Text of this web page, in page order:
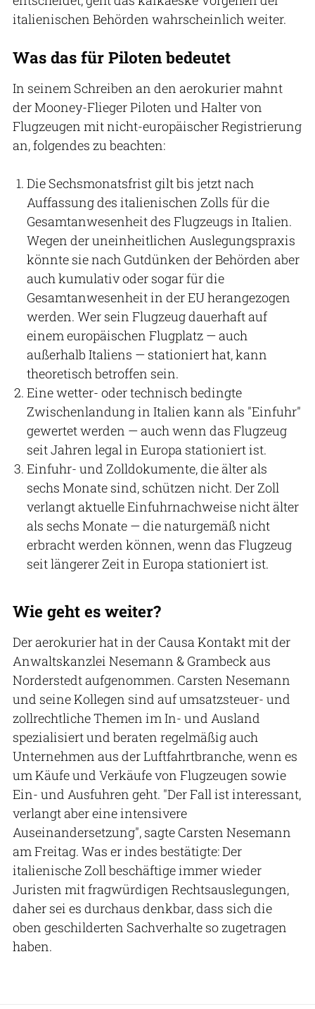
italienischen Behörden wahrscheinlich weiter.
Was das für Piloten bedeutet
In seinem Schreiben an den aerokurier mahnt
der Mooney-Flieger Piloten und Halter von
Flugzeugen mit nicht-europäischer Registrierung
an, folgendes zu beachten:
Die Sechsmonatsfrist gilt bis jetzt nach
Auffassung des italienischen Zolls für die
Gesamtanwesenheit des Flugzeugs in Italien.
Wegen der uneinheitlichen Auslegungspraxis
könnte sie nach Gutdünken der Behörden aber
auch kumulativ oder sogar für die
Gesamtanwesenheit in der EU herangezogen
werden. Wer sein Flugzeug dauerhaft auf
einem europäischen Flugplatz — auch
außerhalb Italiens — stationiert hat, kann
theoretisch betroffen sein.
Eine wetter- oder technisch bedingte
Zwischenlandung in Italien kann als "Einfuhr"
gewertet werden — auch wenn das Flugzeug
seit Jahren legal in Europa stationiert ist.
Einfuhr- und Zolldokumente, die älter als
sechs Monate sind, schützen nicht. Der Zoll
verlangt aktuelle Einfuhrnachweise nicht älter
als sechs Monate — die naturgemäß nicht
erbracht werden können, wenn das Flugzeug
seit längerer Zeit in Europa stationiert ist.
Wie geht es weiter?
Der aerokurier hat in der Causa Kontakt mit der
Anwaltskanzlei Nesemann & Grambeck aus
Norderstedt aufgenommen. Carsten Nesemann
und seine Kollegen sind auf umsatzsteuer- und
zollrechtliche Themen im In- und Ausland
spezialisiert und beraten regelmäßig auch
Unternehmen aus der Luftfahrtbranche, wenn es
um Käufe und Verkäufe von Flugzeugen sowie
Ein- und Ausfuhren geht. "Der Fall ist interessant,
verlangt aber eine intensivere
Auseinandersetzung", sagte Carsten Nesemann
am Freitag. Was er indes bestätigte: Der
italienische Zoll beschäftige immer wieder
Juristen mit fragwürdigen Rechtsauslegungen,
daher sei es durchaus denkbar, dass sich die
oben geschilderten Sachverhalte so zugetragen
haben.